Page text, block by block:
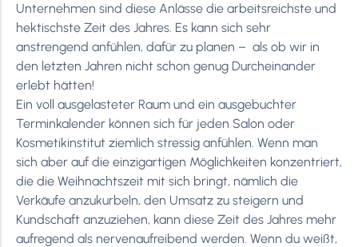
Unternehmen sind diese Anlässe die arbeitsreichste und
hektischste Zeit des Jahres. Es kann sich sehr
anstrengend anfühlen, dafür zu planen – als ob wir in
den letzten Jahren nicht schon genug Durcheinander
erlebt hätten!
Ein voll ausgelasteter Raum und ein ausgebuchter
Terminkalender können sich für jeden Salon oder
Kosmetikinstitut ziemlich stressig anfühlen. Wenn man
sich aber auf die einzigartigen Möglichkeiten konzentriert,
die die Weihnachtszeit mit sich bringt, nämlich die
Verkäufe anzukurbeln, den Umsatz zu steigern und
Kundschaft anzuziehen, kann diese Zeit des Jahres mehr
aufregend als nervenaufreibend werden. Wenn du weißt,